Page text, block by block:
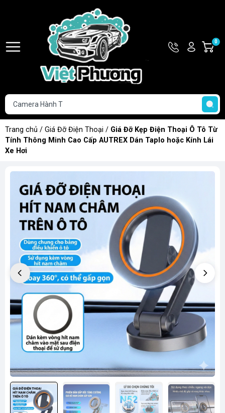
HotlineTài
khoản
0
Trang chủ / Giá Đỡ Điện Thoại / Giá Đỡ Kẹp Điện Thoại Ô Tô Từ
Tính Thông Minh Cao Cấp AUTREX Dán Taplo hoặc Kính Lái
Xe Hơi